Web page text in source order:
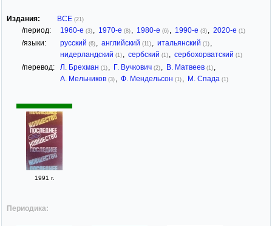
Издания: ВСЕ (21)
/период: 1960-е (3) , 1970-е (8) , 1980-е (6) , 1990-е (3) , 2020-е (1)
/языки: русский (6) , английский (11) , итальянский (1) ,
нидерландский (1) , сербский (1) , сербохорватский (1)
/перевод: Л. Брехман (1) , Г. Вучкович (2) , В. Матвеев (1) ,
А. Мельников (3) , Ф. Мендельсон (1) , М. Спада (1)
1991 г.
Периодика: